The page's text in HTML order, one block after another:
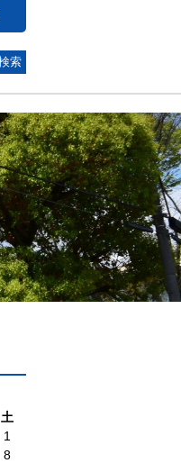
土
1
8